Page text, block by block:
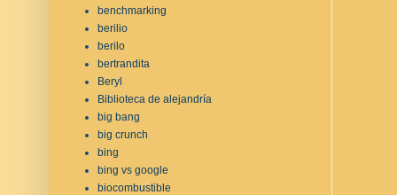
benchmarking
berilio
berilo
bertrandita
Beryl
Biblioteca de alejandría
big bang
big crunch
bing
bing vs google
biocombustible